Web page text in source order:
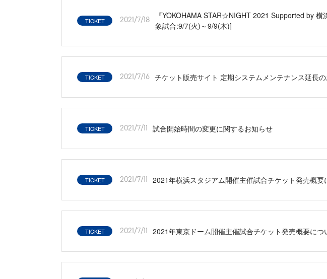
TICKET 2021/7/18
『YOKOHAMA STAR☆NIGHT 2021 Supported by
象試合:9/7(火)～9/9(木)]
TICKET 2021/7/16 チケット販売サイト 定期システムメンテナンス延長
TICKET 2021/7/11 試合開始時間の変更に関するお知らせ
TICKET 2021/7/11 2021年横浜スタジアム開催主催試合チケット発売概
TICKET 2021/7/11 2021年東京ドーム開催主催試合チケット発売概要に